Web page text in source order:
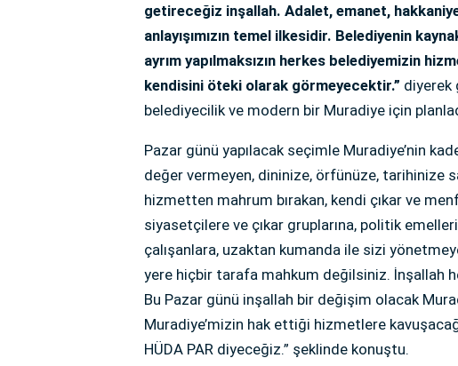
getireceğiz inşallah. Adalet, emanet,
anlayışımızın temel ilkesidir. Belediyenin
ayrım yapılmaksızın herkes belediyemizin
kendisini öteki olarak görmeyecektir.” diyerek
belediyecilik ve modern bir Muradiye için
Pazar günü yapılacak seçimle Muradiye’nin
değer vermeyen, dininize, örfünüze, tarihinize
hizmetten mahrum bırakan, kendi çıkar ve
siyasetçilere ve çıkar gruplarına, politik
çalışanlara, uzaktan kumanda ile sizi
yere hiçbir tarafa mahkum değilsiniz. İnşallah
Bu Pazar günü inşallah bir değişim olacak
Muradiye’mizin hak ettiği hizmetlere
HÜDA PAR diyeceğiz.” şeklinde konuştu.